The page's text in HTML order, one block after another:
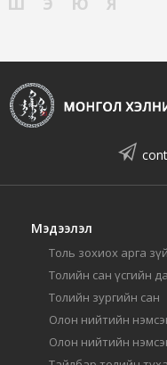
Мэдээлэл
Толь зохиох арга зүй
Толийн сан үсгийн
Толийн зургийн сан
Олон нийтийн
Олон нийтийн